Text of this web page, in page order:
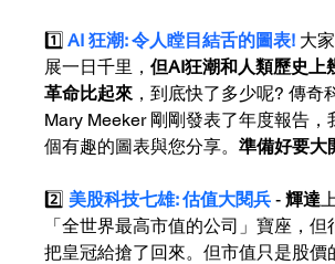
1️⃣ AI 狂潮: 令人瞠目結舌的圖表! 大
展一日千里，但AI狂潮和人類歷史上
革命比起來 ，到底快了多少呢? 傳奇
Mary Meeker 剛剛發表了年度報告，
個有趣的圖表與您分享。準備好要大
2️⃣ 美股科技七雄: 估值大閱兵 - 輝達
「全世界最高市值的公司」寶座，但
把皇冠給搶了回來。但市值只是股價